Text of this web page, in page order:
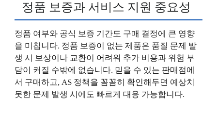
정품 보증과 서비스 지원 중요성
정품 여부와 공식 보증 기간도 구매 결정에 큰 영향
을 미칩니다. 정품 보증이 없는 제품은 품질 문제 발
생 시 보상이나 교환이 어려워 추가 비용과 위험 부
담이 커질 수밖에 없습니다. 믿을 수 있는 판매점에
서 구매하고, AS 정책을 꼼꼼히 확인해두면 예상치
못한 문제 발생 시에도 빠르게 대응 가능합니다.